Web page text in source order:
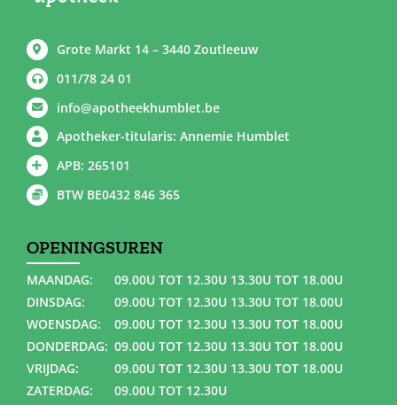
Grote Markt 14 – 3440 Zoutleeuw
011/78 24 01
info@apotheekhumblet.be
Apotheker-titularis: Annemie Humblet
APB: 265101
BTW BE0432 846 365
OPENINGSUREN
MAANDAG:
09.00U TOT 12.30U 13.30U TOT 18.00U
DINSDAG:
09.00U TOT 12.30U 13.30U TOT 18.00U
WOENSDAG:
09.00U TOT 12.30U 13.30U TOT 18.00U
DONDERDAG: 09.00U TOT 12.30U 13.30U TOT 18.00U
VRIJDAG:
09.00U TOT 12.30U 13.30U TOT 18.00U
ZATERDAG:
09.00U TOT 12.30U